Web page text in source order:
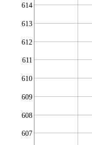
607
608
609
610
611
612
613
614